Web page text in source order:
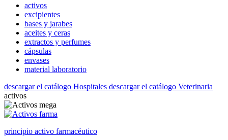
activos
excipientes
bases y jarabes
aceites y ceras
extractos y perfumes
cápsulas
envases
material laboratorio
descargar el catálogo Hospitales descargar el catálogo Veterinaria
activos
principio activo farmacéutico